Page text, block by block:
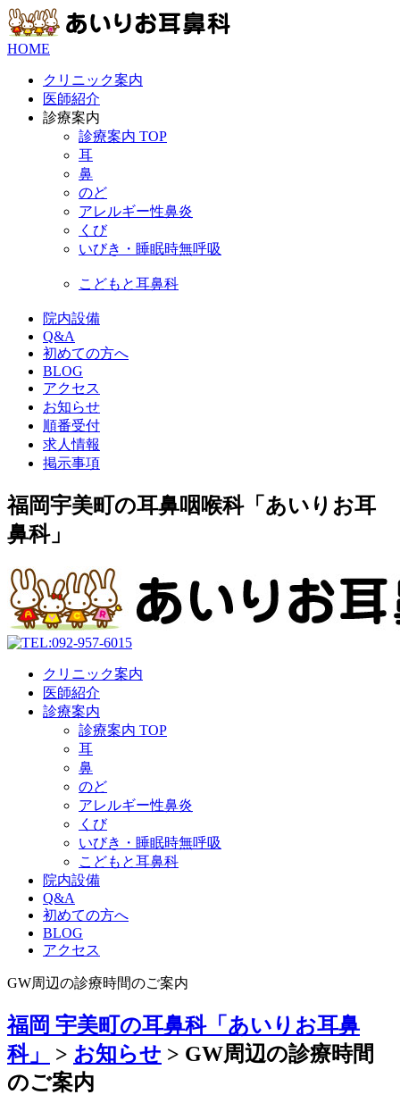
HOME
クリニック案内
医師紹介
診療案内
診療案内 TOP
耳
鼻
のど
アレルギー性鼻炎
くび
いびき・睡眠時無呼吸
こどもと耳鼻科
院内設備
Q&A
初めての方へ
BLOG
アクセス
お知らせ
順番受付
求人情報
掲示事項
福岡宇美町の耳鼻咽喉科「あいりお耳
鼻科」
クリニック案内
医師紹介
診療案内
診療案内 TOP
耳
鼻
のど
アレルギー性鼻炎
くび
いびき・睡眠時無呼吸
こどもと耳鼻科
院内設備
Q&A
初めての方へ
BLOG
アクセス
GW周辺の診療時間のご案内
福岡 宇美町の耳鼻科「あいりお耳鼻
科」
> お知らせ > GW周辺の診療時間
のご案内